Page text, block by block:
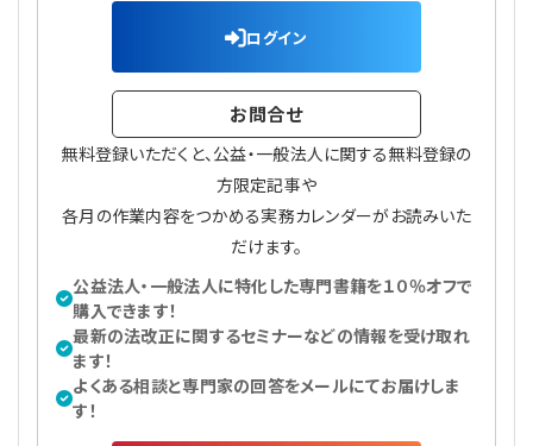
ログイン
お問合せ
無料登録いただくと、公益・一般法人に関する無料登録の
方限定記事や
各月の作業内容をつかめる実務カレンダーがお読みいた
だけます。
公益法人・一般法人に特化した専門書籍を１０％オフで
購入できます！
最新の法改正に関するセミナーなどの情報を受け取れ
ます！
よくある相談と専門家の回答をメールにてお届けしま
す！